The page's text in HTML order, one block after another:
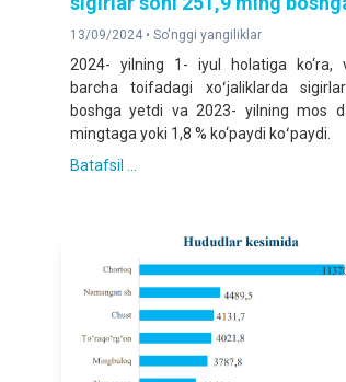
13/09/2024 • So'nggi yangiliklar
2024- yilning 1- iyul holatiga ko‘ra,
barcha toifadagi xoʻjaliklarda
boshga yetdi va 2023- yilning mos
mingtaga yoki 1,8 % ko‘paydi koʻpaydi.
Batafsil ...